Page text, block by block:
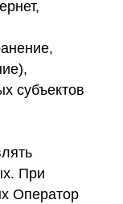
субъектов
При
Оператор